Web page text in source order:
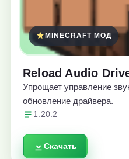
MINECRAFT МОД
Reload Audio
Упрощает управление
обновление драйвера.
1.20.2
Скачать